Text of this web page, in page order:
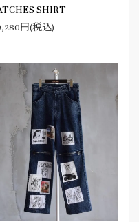
SHIRT
円(税込)